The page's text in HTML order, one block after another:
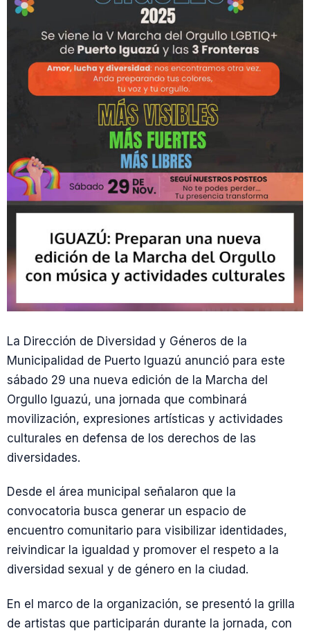
La Dirección de Diversidad y Géneros de la
Municipalidad de Puerto Iguazú anunció para este
sábado 29 una nueva edición de la Marcha del
Orgullo Iguazú, una jornada que combinará
movilización, expresiones artísticas y actividades
culturales en defensa de los derechos de las
diversidades.
Desde el área municipal señalaron que la
convocatoria busca generar un espacio de
encuentro comunitario para visibilizar identidades,
reivindicar la igualdad y promover el respeto a la
diversidad sexual y de género en la ciudad.
En el marco de la organización, se presentó la grilla
de artistas que participarán durante la jornada, con